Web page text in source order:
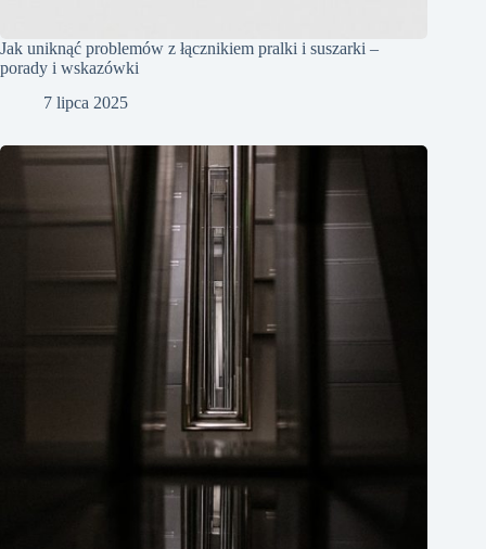
Jak uniknąć problemów z łącznikiem pralki i suszarki –
porady i wskazówki
7 lipca 2025